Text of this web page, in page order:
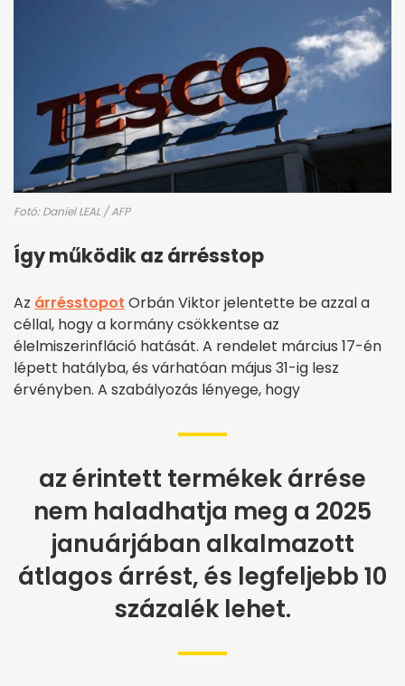
Fotó: Daniel LEAL / AFP
Így működik az árrésstop
Az árrésstopot Orbán Viktor jelentette be azzal a
céllal, hogy a kormány csökkentse az
élelmiszerinfláció hatását. A rendelet március 17-én
lépett hatályba, és várhatóan május 31-ig lesz
érvényben. A szabályozás lényege, hogy
az érintett termékek árrése
nem haladhatja meg a 2025
januárjában alkalmazott
átlagos árrést, és legfeljebb 10
százalék lehet.